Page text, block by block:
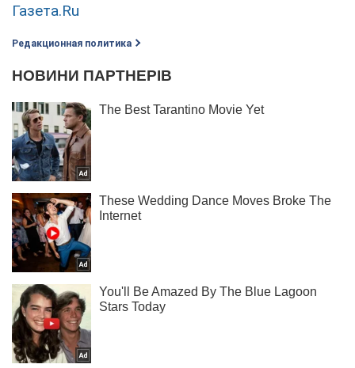
Газета.Ru
Редакционная политика